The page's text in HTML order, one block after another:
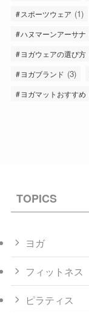
スポーツウェア (1)
ハヌマーンアーサナ
ヨガウェアの選び方
ヨガブランド (3)
ヨガマットおすすめ
TOPICS
ヨガ
フィットネス
ピラティス